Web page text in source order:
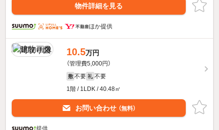
物件詳細を見る
ほか提供
10.5万円
（管理費5,000円）
敷 不要 礼 不要
1階 / 1LDK / 40.48㎡
お問い合わせ （無料）